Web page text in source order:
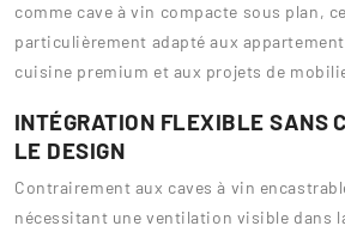
comme cave à vin compacte sous plan,
particulièrement adapté aux
cuisine premium et aux projets de
INTÉGRATION FLEXIBLE SANS
LE DESIGN
Contrairement aux caves à vin
nécessitant une ventilation visible dans